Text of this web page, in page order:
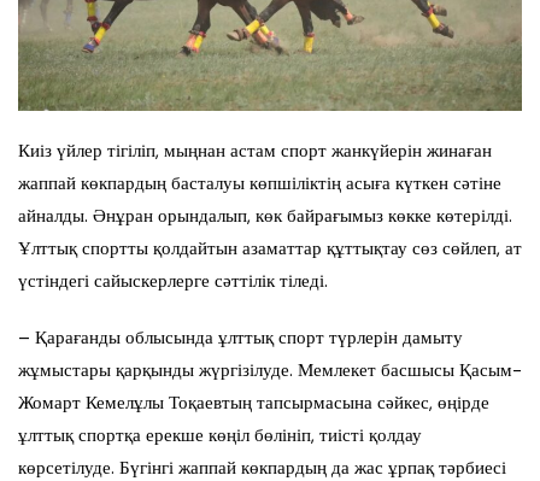
Киіз үйлер тігіліп, мыңнан астам спорт жанкүйерін жинаған
жаппай көкпардың басталуы көпшіліктің асыға күткен сәтіне
айналды. Әнұран орындалып, көк байрағымыз көкке көтерілді.
Ұлттық спортты қолдайтын азаматтар құттықтау сөз сөйлеп, ат
үстіндегі сайыскерлерге сәттілік тіледі.
– Қарағанды облысында ұлттық спорт түрлерін дамыту
жұмыстары қарқынды жүргізілуде. Мемлекет басшысы Қасым-
Жомарт Кемелұлы Тоқаевтың тапсырмасына сәйкес, өңірде
ұлттық спортқа ерекше көңіл бөлініп, тиісті қолдау
көрсетілуде. Бүгінгі жаппай көкпардың да жас ұрпақ тәрбиесі